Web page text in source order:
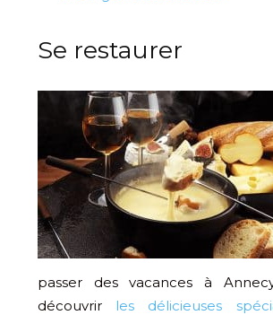
Se restaurer
passer des vacances à
découvrir les délicieuses